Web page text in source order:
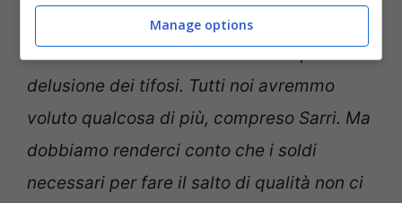
radiocronista diTutto il Calcio Minuto per
Minutoe tifosi biancoceleste. “Capisco la
delusione dei tifosi. Tutti noi avremmo
voluto qualcosa di più, compreso Sarri. Ma
dobbiamo renderci conto che i soldi
necessari per fare il salto di qualità non ci
Manage options